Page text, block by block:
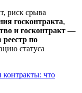
риск срыва
госконтракта,
и госконтракт —
реестр по
статуса
контракты: что